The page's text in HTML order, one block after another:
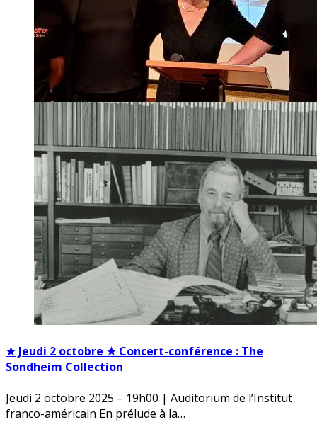
★ Jeudi 2 octobre ★ Concert-conférence : The
Sondheim Collection
Jeudi 2 octobre 2025 – 19h00 | Auditorium de l’Institut
franco-américain En prélude à la…